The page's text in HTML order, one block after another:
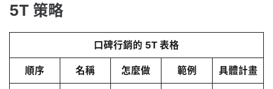
5T 策略
口碑行銷的 5T 表格
順序 名稱 怎麼做 範例 具體計畫